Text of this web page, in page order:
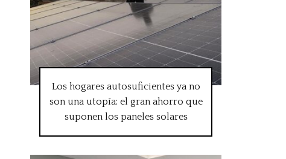
Los hogares autosuficientes ya no
son una utopía: el gran ahorro que
suponen los paneles solares